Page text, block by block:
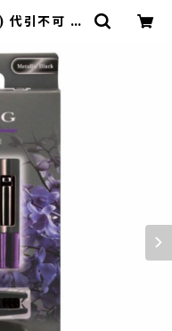
代引不可 ブ
】 | 東栄
）